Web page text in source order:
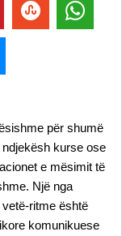
për shumë
kurse ose
e mësimit të
Një nga
ritme është
komunikuese